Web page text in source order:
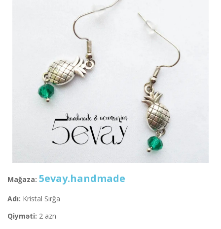
Mağaza: 5evay.handmade
Adı: Kristal Sırğa
Qiyməti: 2 azn